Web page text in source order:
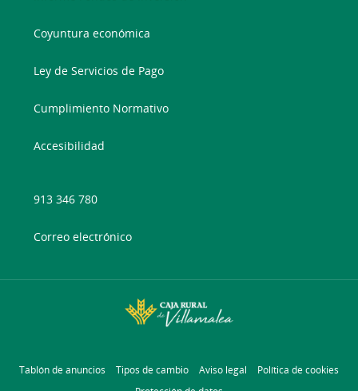
Coyuntura económica
Ley de Servicios de Pago
Cumplimiento Normativo
Accesibilidad
913 346 780
Correo electrónico
Tablón de anuncios Tipos de cambio Aviso legal
Política de cookies